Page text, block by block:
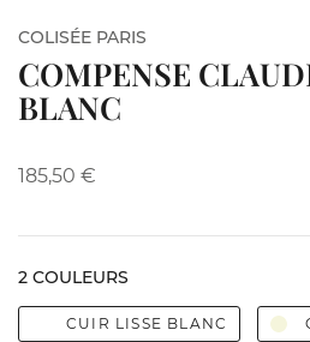
COLISÉE PARIS
COMPENSE
BLANC
185,50 €
2 COULEURS
CUIR LISSE BLANC